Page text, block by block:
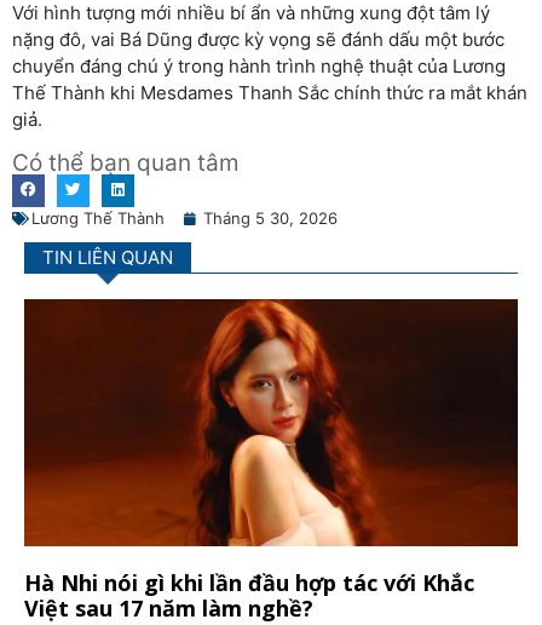
Với hình tượng mới nhiều bí ẩn và những xung đột tâm lý
nặng đô, vai Bá Dũng được kỳ vọng sẽ đánh dấu một bước
chuyển đáng chú ý trong hành trình nghệ thuật của Lương
Thế Thành khi Mesdames Thanh Sắc chính thức ra mắt khán
giả.
Có thể bạn quan tâm
Lương Thế Thành Tháng 5 30, 2026
TIN LIÊN QUAN
Hà Nhi nói gì khi lần đầu hợp tác với Khắc
Việt sau 17 năm làm nghề?